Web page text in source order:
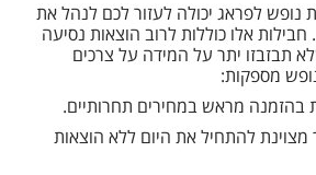
נופש לפראג יכולה לעזור לכם לנהל את
אלו כוללות לרוב הוצאות נסיעה
תבזבזו יתר על המידה על צרכים
מספקות:
בהזמנה מראש במחירים תחרותיים.
מצוינת להתחיל את היום ללא הוצאות